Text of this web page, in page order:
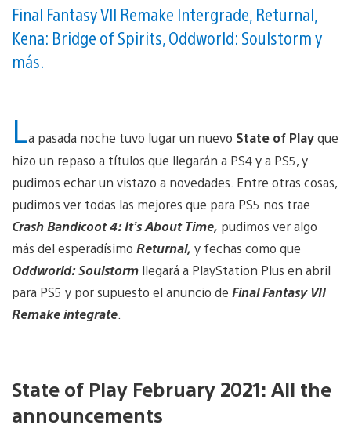
dejamos
un
resumen
Final Fantasy VII Remake Intergrade, Returnal,
Kena: Bridge of Spirits, Oddworld: Soulstorm y
más.
La pasada noche tuvo lugar un nuevo State of Playque
hizo un repaso a títulos que llegarán a PS4 y a PS5, y
pudimos echar un vistazo a novedades. Entre otras cosas,
pudimos ver todas las mejores que para PS5 nos trae
Crash Bandicoot 4: It’s About Time, pudimos ver algo
más del esperadísimo Returnal, y fechas como que
Oddworld: Soulstorm llegará a PlayStation Plus en abril
para PS5 y por supuesto el anuncio de Final Fantasy VII
Remake integrate
State of Play February 2021: All the
announcements